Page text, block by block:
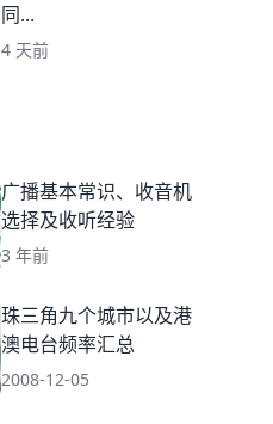
同...
4 天前
广播基本常识、收音机
选择及收听经验
3 年前
珠三角九个城市以及港
澳电台频率汇总
2008-12-05